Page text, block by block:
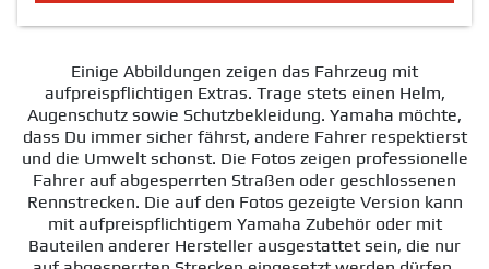
Einige Abbildungen zeigen das Fahrzeug mit
aufpreispflichtigen Extras. Trage stets einen Helm,
Augenschutz sowie Schutzbekleidung. Yamaha möchte,
dass Du immer sicher fährst, andere Fahrer respektierst
und die Umwelt schonst. Die Fotos zeigen professionelle
Fahrer auf abgesperrten Straßen oder geschlossenen
Rennstrecken. Die auf den Fotos gezeigte Version kann
mit aufpreispflichtigem Yamaha Zubehör oder mit
Bauteilen anderer Hersteller ausgestattet sein, die nur